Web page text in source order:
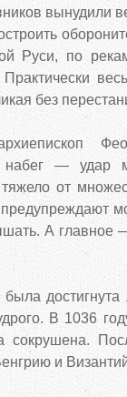
вынудили
Руси, по
без
архиепископ
набег — удар
от
А главное
В 1036
и